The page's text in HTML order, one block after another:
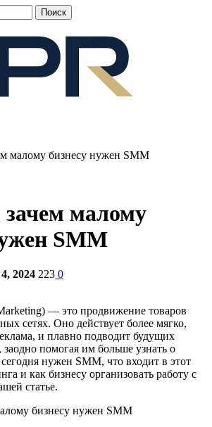
малому бизнесу нужен SMM
малому
SMM
2024 223 0
— это продвижение товаров
сетях. Оно действует более мягко,
и плавно подводит будущих
помогая им больше узнать о
нужен SMM, что входит в этот
и как бизнесу организовать работу с
статье.